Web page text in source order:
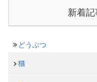
新着
どうぶつ
猫